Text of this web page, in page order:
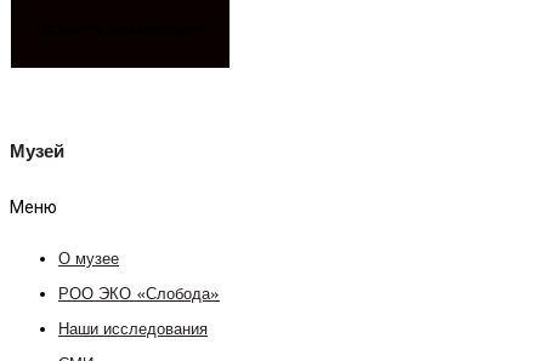
Музей
Меню
О музее
РОО ЭКО «Слобода»
Наши исследования